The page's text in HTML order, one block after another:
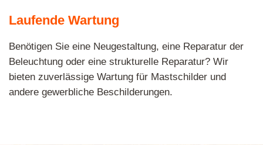
Laufende Wartung
Benötigen Sie eine Neugestaltung, eine Reparatur der
Beleuchtung oder eine strukturelle Reparatur? Wir
bieten zuverlässige Wartung für Mastschilder und
andere gewerbliche Beschilderungen.